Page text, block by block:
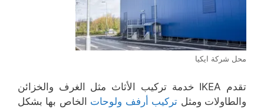
محل شركة ايكيا
تقدم IKEA خدمة تركيب الأثاث مثل الغرف والخزائن
والطاولات ومثل تركيب أرفف ولوحات الخاص بها بشكل